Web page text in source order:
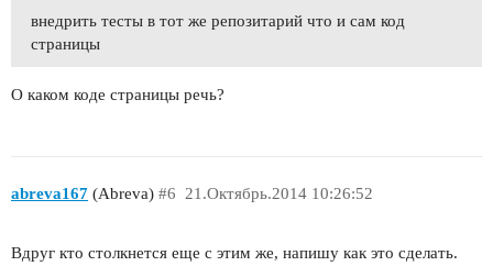
внедрить тесты в тот же репозитарий что и сам код
страницы
О каком коде страницы речь?
abreva167 (Abreva) 21.Октябрь.2014 10:26:52
#6
Вдруг кто столкнется еще с этим же, напишу как это сделать.